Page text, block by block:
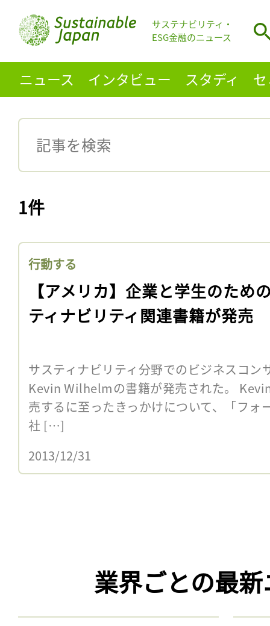
サステナビリティ・
ESG金融のニュース
ニュース インタビュー スタディ
1件
行動する
【アメリカ】企業と学生のため
ティナビリティ関連書籍が発売
サスティナビリティ分野でのビジネスコン
Kevin Wilhelmの書籍が発売された。
売するに至ったきっかけについて、「フォ
社 […]
2013/12/31
業界ごとの最